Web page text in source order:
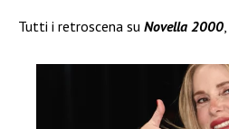
Tutti i retroscena su Novella 2000